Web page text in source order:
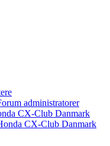
administratorer
CX-Club Danmark
CX-Club Danmark